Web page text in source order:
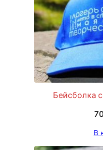
Бейсболка
В